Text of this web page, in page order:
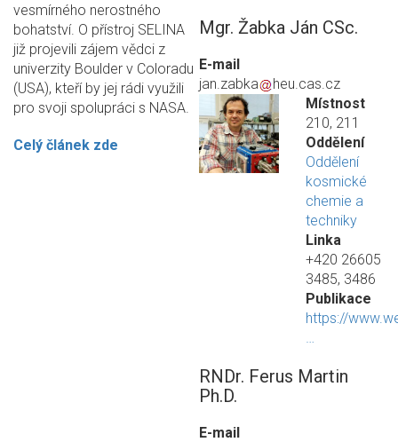
vesmírného nerostného
bohatství. O přístroj SELINA
již projevili zájem vědci z
univerzity Boulder v Coloradu
(USA), kteří by jej rádi využili
pro svoji spolupráci s NASA.
Celý článek zde
Mgr. Žabka Ján CSc.
E-mail
jan.zabka
heu.cas.cz
Místnost
210, 211
Oddělení
Oddělení
kosmické
chemie a
techniky
Linka
+420 26605
3485, 3486
Publikace
https://
RNDr. Ferus Martin
Ph.D.
E-mail